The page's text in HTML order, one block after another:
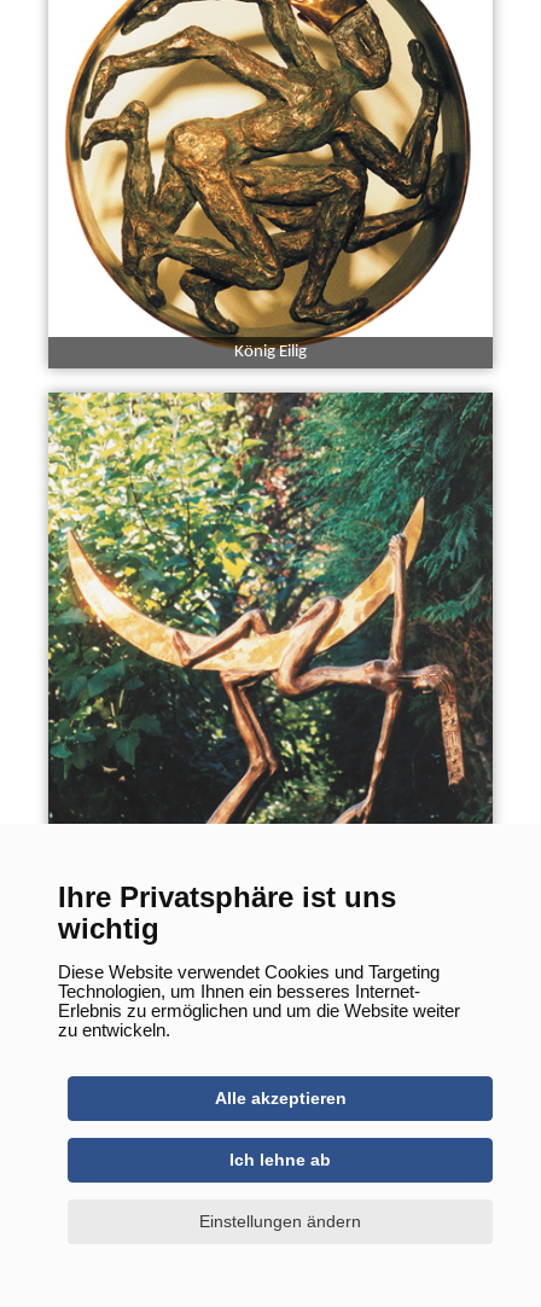
Ihre Privatsphäre ist uns
wichtig
Diese Website verwendet Cookies und Targeting
Technologien, um Ihnen ein besseres Internet-
Erlebnis zu ermöglichen und um die Website weiter
zu entwickeln.
Alle akzeptieren
Ich lehne ab
Einstellungen ändern
König Eilig